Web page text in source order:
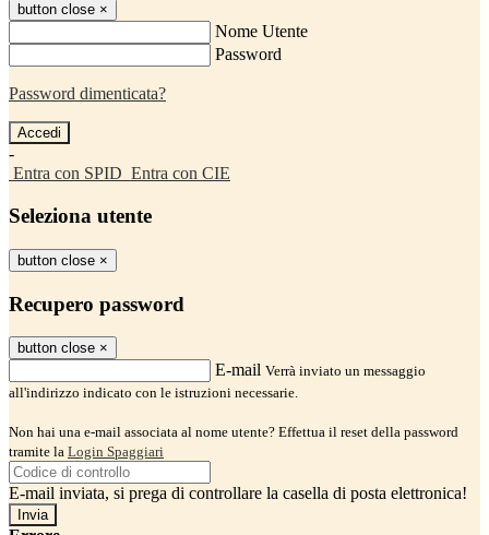
button close ×
Nome Utente
Password
Password dimenticata?
-
Entra con SPID Entra con CIE
Seleziona utente
button close ×
Recupero password
button close ×
E-mail Verrà inviato un messaggio
all'indirizzo indicato con le istruzioni necessarie.
Non hai una e-mail associata al nome utente? Effettua il reset della password
tramite la Login Spaggiari
E-mail inviata, si prega di controllare la casella di posta elettronica!